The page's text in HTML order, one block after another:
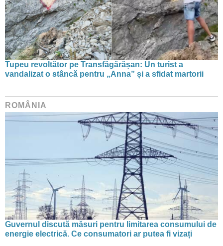
Tupeu revoltător pe Transfăgărășan: Un turist a
vandalizat o stâncă pentru „Anna” și a sfidat martorii
ROMÂNIA
Guvernul discută măsuri pentru limitarea consumului de
energie electrică. Ce consumatori ar putea fi vizați